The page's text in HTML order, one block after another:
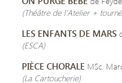
(Théâtre de l’Atelier +
LES ENFANTS DE MARS
(ESCA)
PIÈCE CHORALEMSc.
(La Cartoucherie)